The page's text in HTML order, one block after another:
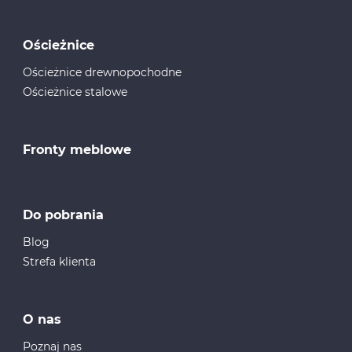
Ościeżnice
Ościeżnice drewnopochodne
Ościeżnice stalowe
Fronty meblowe
Do pobrania
Blog
Strefa klienta
O nas
Poznaj nas